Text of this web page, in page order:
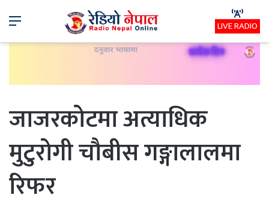
Menu LIVE RADIO
जाजरकोटमा अत्याधिक
मुटुरोगी चौबीस गङ्गालालमा
रिफर